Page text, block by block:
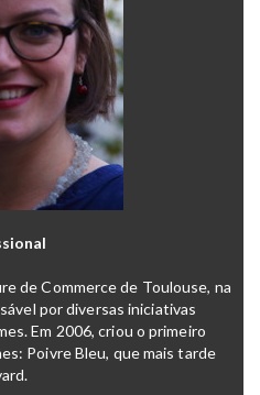
de Commerce de Toulouse, na
por diversas iniciativas
Em 2006, criou o primeiro
Poivre Bleu, que mais tarde
.